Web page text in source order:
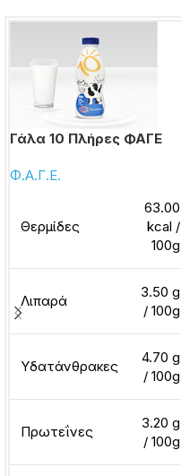
Γάλα 10 Πλήρες ΦΑΓΕ
Φ.Α.Γ.Ε.
Θερμίδες
63.00
kcal /
100g
Λιπαρά
3.50 g
/ 100g
Υδατάνθρακες
4.70 g
/ 100g
Πρωτεΐνες
3.20 g
/ 100g